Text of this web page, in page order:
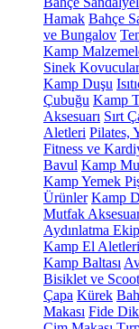
Hamak Bahçe
ve Bungalov
Kamp
Sinek Kovucular
Kamp Duşu
Çubuğu Kamp
Aksesuarı Sırt
Aletleri Pilates,
Fitness ve
Bavul Kamp
Kamp Yemek
Ürünler Kamp
Mutfak
Aydınlatma
Kamp El Aletleri
Kamp Baltası
Bisiklet ve
Çapa Kürek
Makası Fide